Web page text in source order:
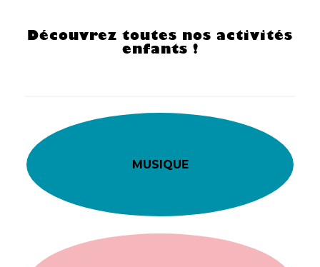
Découvrez toutes nos activités
enfants !
MUSIQUE